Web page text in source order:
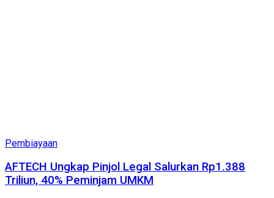
Pembiayaan
AFTECH Ungkap Pinjol Legal Salurkan Rp1.388
Triliun, 40% Peminjam UMKM